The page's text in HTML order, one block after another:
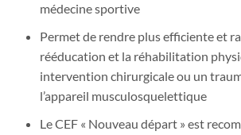
médecine sportive
Permet de rendre plus efficiente et
rééducation et la réhabilitation
intervention chirurgicale ou un
l’appareil musculosquelettique
Le CEF « Nouveau départ » est